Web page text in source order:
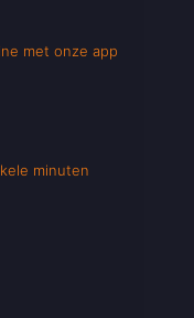
met onze app
minuten